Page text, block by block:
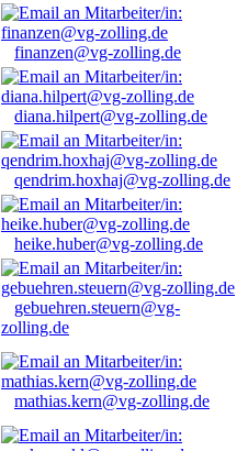
finanzen@vg-zolling.de
diana.hilpert@vg-zolling.de
qendrim.hoxhaj@vg-zolling.de
heike.huber@vg-zolling.de
gebuehren.steuern@vg-
zolling.de
mathias.kern@vg-zolling.de